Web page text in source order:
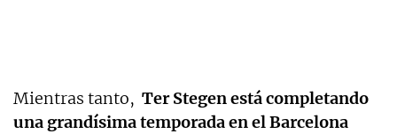
Mientras tanto, Ter Stegen está completando
una grandísima temporada en el Barcelona